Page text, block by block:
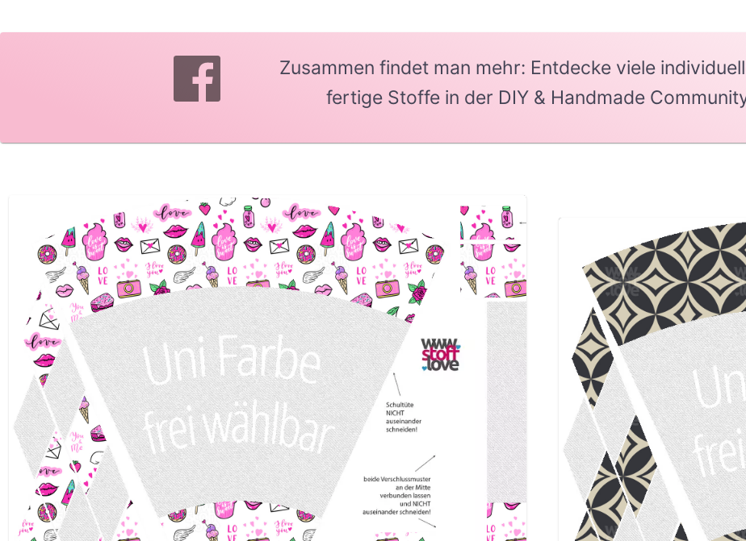
Zusammen findet man mehr: Entdecke viele
fertige Stoffe in der DIY & Handmade